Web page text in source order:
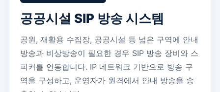
공공시설 SIP 방송 시스템
공원, 재활용 수집장, 공공시설 등 넓은 구역에 안내
방송과 비상방송이 필요한 경우 SIP 방송 장비와 스
피커를 연동합니다. IP 네트워크 기반으로 방송 구
역을 구성하고, 운영자가 원격에서 안내 방송을 송